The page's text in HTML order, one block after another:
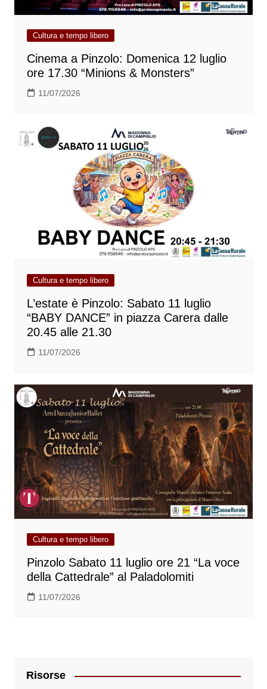
Cultura e tempo libero
Cinema a Pinzolo: Domenica 12 luglio
ore 17.30 “Minions & Monsters”
11/07/2026
Cultura e tempo libero
L’estate è Pinzolo: Sabato 11 luglio
“BABY DANCE” in piazza Carera dalle
20.45 alle 21.30
11/07/2026
Cultura e tempo libero
Pinzolo Sabato 11 luglio ore 21 “La voce
della Cattedrale” al Paladolomiti
11/07/2026
Risorse